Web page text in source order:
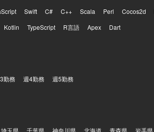
Swift C# C++ Scala Perl Cocos2d
Kotlin TypeScript R言語 Apex Dart
勤務 週4勤務 週5勤務
埼玉県 千葉県 神奈川県 北海道 青森県 岩手県